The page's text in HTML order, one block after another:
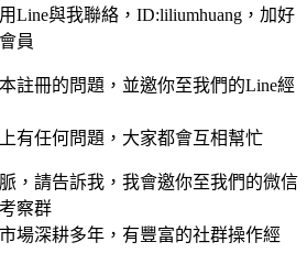
Line與我聯絡，ID:liliumhuang，加好
員
註冊的問題，並邀你至我們的Line經
有任何問題，大家都會互相幫忙
，請告訴我，我會邀你至我們的微信
察群
場深耕多年，有豐富的社群操作經